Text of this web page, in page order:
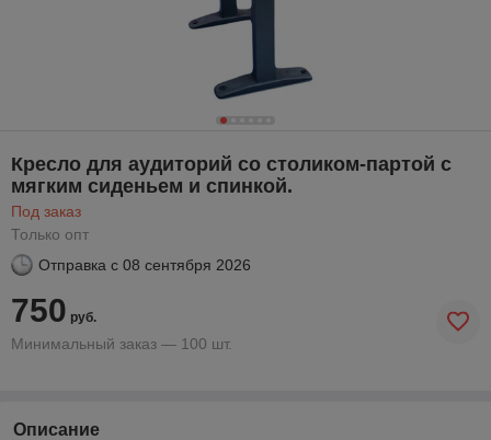
Кресло для аудиторий со столиком-партой с
мягким сиденьем и спинкой.
Под заказ
Только опт
Отправка с 08 сентября 2026
750 руб.
Минимальный заказ — 100 шт.
Описание